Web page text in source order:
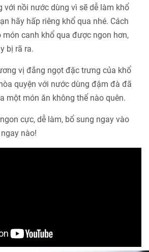
với nồi nước dùng vì sẽ dễ làm khổ
hãy hấp riêng khổ qua nhé. Cách
món canh khổ qua được ngon hơn,
bị rã ra.
vị đắng ngọt đặc trưng của khổ
quyện với nước dùng đậm đà đã
một món ăn không thể nào quên.
cực, dễ làm, bổ sung ngay vào
nào!